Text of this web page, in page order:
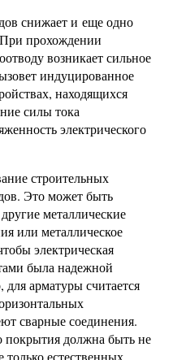
снижает и еще одно
прохождении
возникает сильное
индуцированное
находящихся
силы тока
электрического
строительных
Это может быть
металлические
или металлическое
электрическая
была надежной
арматуры считается
сварные соединения.
покрытия должна быть не
естественных